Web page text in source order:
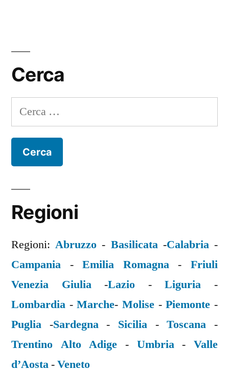
Cerca
Ricerca
per:
Regioni
Regioni:Abruzzo - Basilicata-Calabria-
Campania -Emilia Romagna-Friuli
Venezia Giulia-Lazio -Liguria -
Lombardia -Marche-Molise -Piemonte -
Puglia -Sardegna- Sicilia -Toscana -
Trentino Alto Adige - Umbria-Valle
d’Aosta-Veneto